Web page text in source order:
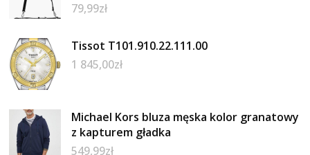
79,99zł
Tissot T101.910.22.111.00
1 845,00zł
Michael Kors bluza męska kolor granatowy
z kapturem gładka
549,99zł